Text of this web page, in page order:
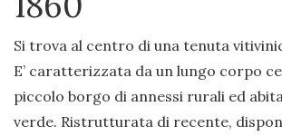
Si trova al centro di una tenuta
E’ caratterizzata da un lungo corpo
piccolo borgo di annessi rurali ed
verde. Ristrutturata di recente,